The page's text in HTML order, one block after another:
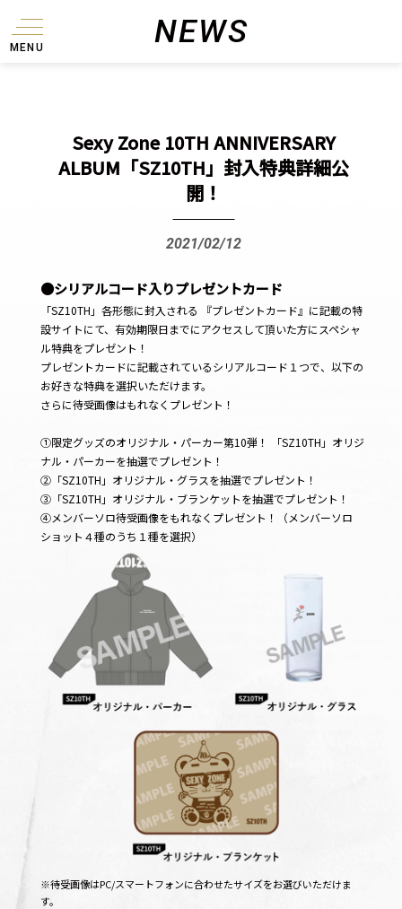
NEWS
MENU
Sexy Zone 10TH ANNIVERSARY
ALBUM「SZ10TH」封入特典詳細公
開！
2021/02/12
●シリアルコード入りプレゼントカード
「SZ10TH」各形態に封入される 『プレゼントカード』に記載の特
設サイトにて、有効期限日までにアクセスして頂いた方にスペシャ
ル特典をプレゼント！
プレゼントカードに記載されているシリアルコード１つで、以下の
お好きな特典を選択いただけます。
さらに待受画像はもれなくプレゼント！
①限定グッズのオリジナル・パーカー第10弾！ 「SZ10TH」オリジ
ナル・パーカーを抽選でプレゼント！
②「SZ10TH」オリジナル・グラスを抽選でプレゼント！
③「SZ10TH」オリジナル・ブランケットを抽選でプレゼント！
④メンバーソロ待受画像をもれなくプレゼント！（メンバーソロ
ショット４種のうち１種を選択）
※待受画像はPC/スマートフォンに合わせたサイズをお選びいただけま
す。